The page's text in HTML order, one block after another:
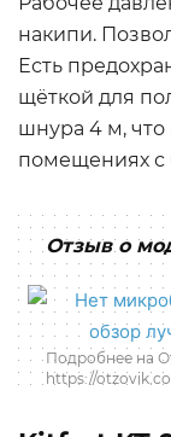
накипи.
Есть
щёткой для
шнура 4 м, что
помещениях
Отзыв о
Подробнее на
https://